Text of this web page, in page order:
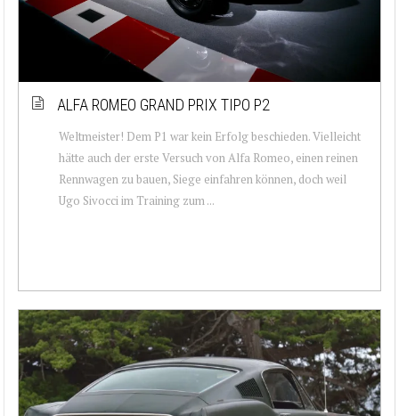
ALFA ROMEO GRAND PRIX TIPO P2
Weltmeister! Dem P1 war kein Erfolg beschieden. Vielleicht
hätte auch der erste Versuch von Alfa Romeo, einen reinen
Rennwagen zu bauen, Siege einfahren können, doch weil
Ugo Sivocci im Training zum ...